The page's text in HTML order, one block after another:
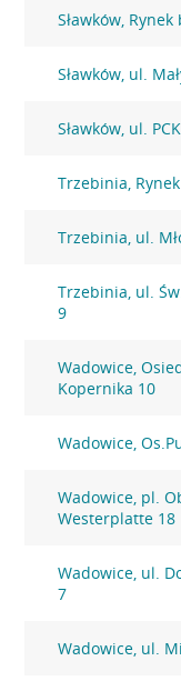
Sławków, Rynek
Sławków, ul.
Sławków, ul.
Trzebinia,
Trzebinia, ul.
Trzebinia, ul.
9
Wadowice,
Kopernika 10
Wadowice,
Wadowice, pl.
Westerplatte 18
Wadowice, ul.
7
Wadowice, ul.